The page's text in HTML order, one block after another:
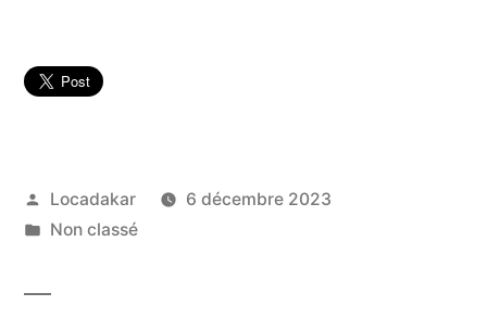
Publié
par
Locadakar
6 décembre 2023
Publié
Non classé